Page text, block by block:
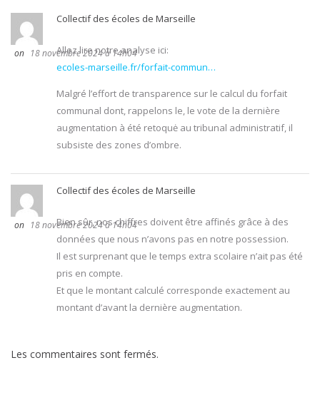
Collectif des écoles de Marseille
18 novembre 2024 à 14h04
Allez lire notre analyse ici:
ecoles-marseille.fr/forfait-commun…
Malgré l’effort de transparence sur le calcul du forfait
communal dont, rappelons le, le vote de la dernière
augmentation à été retoquė au tribunal administratif, il
subsiste des zones d’ombre.
Collectif des écoles de Marseille
18 novembre 2024 à 14h04
Bien sûr, nos chiffres doivent être affinés grâce à des
données que nous n’avons pas en notre possession.
Il est surprenant que le temps extra scolaire n’ait pas été
pris en compte.
Et que le montant calculé corresponde exactement au
montant d’avant la dernière augmentation.
Les commentaires sont fermés.